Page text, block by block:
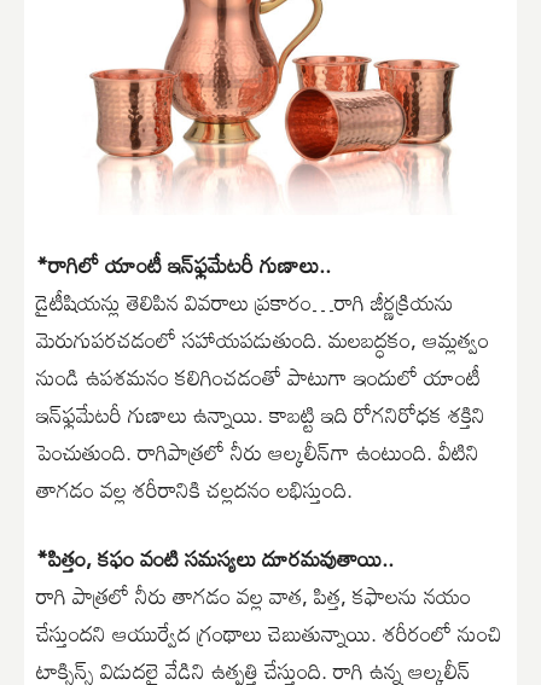
*రాగిలో యాంటీ ఇన్‌ఫ్లమేటరీ గుణాలు..
డైటీషియన్లు తెలిపిన వివరాలు ప్రకారం…రాగి జీర్ణక్రియను
మెరుగుపరచడంలో సహాయపడుతుంది. మలబద్ధకం, ఆమ్లత్వం
నుండి ఉపశమనం కలిగించడంతో పాటుగా ఇందులో యాంటీ
ఇన్‌ఫ్లమేటరీ గుణాలు ఉన్నాయి. కాబట్టి ఇది రోగనిరోధక శక్తిని
పెంచుతుంది. రాగిపాత్రలో నీరు ఆల్కలీన్‌గా ఉంటుంది. వీటిని
తాగడం వల్ల శరీరానికి చల్లదనం లభిస్తుంది.
*పిత్తం, కఫం వంటి సమస్యలు దూరమవుతాయి..
రాగి పాత్రలో నీరు తాగడం వల్ల వాత, పిత్త, కఫాలను నయం
చేస్తుందని ఆయుర్వేద గ్రంథాలు చెబుతున్నాయి. శరీరంలో నుంచి
టాక్సిన్స్ విడుదలై వేడిని ఉత్పత్తి చేస్తుంది. రాగి ఉన్న ఆల్కలీన్